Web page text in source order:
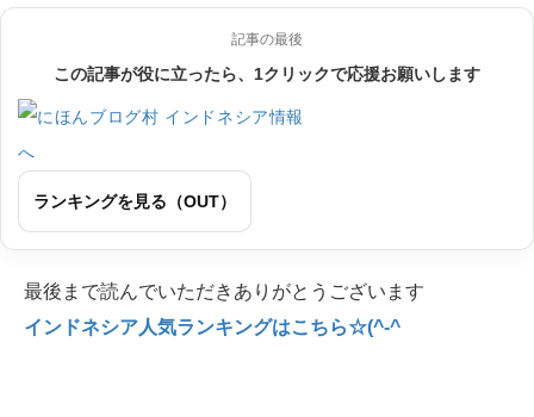
記事の最後
この記事が役に立ったら、1クリックで応援お願いします
ランキングを見る（OUT）
最後まで読んでいただきありがとうございます
インドネシア人気ランキングはこちら☆(^-^